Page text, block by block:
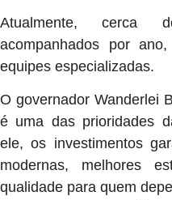
Atualmente, cerca
acompanhados por
equipes especializadas.
O governador Wanderlei
é uma das prioridades
ele, os investimentos
modernas, melhores
qualidade para quem